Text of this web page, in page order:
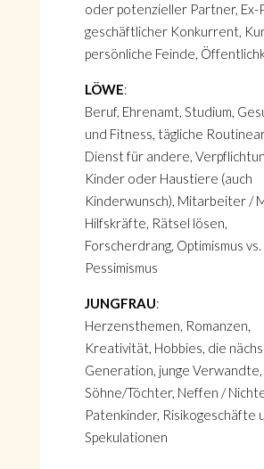
oder potenzieller Partner, Ex-
geschäftlicher Konkurrent,
persönliche Feinde,
LÖWE:
Beruf, Ehrenamt, Studium,
und Fitness, tägliche
Dienst für andere,
Kinder oder Haustiere (auch
Kinderwunsch), Mitarbeiter /
Hilfskräfte, Rätsel lösen,
Forscherdrang, Optimismus vs.
Pessimismus
JUNGFRAU:
Herzensthemen, Romanzen,
Kreativität, Hobbies, die
Generation, junge Verwandte,
Söhne/Töchter, Neffen /
Patenkinder, Risikogeschäfte
Spekulationen